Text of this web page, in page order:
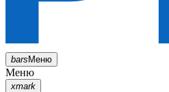
barsМеню
Меню
xmark